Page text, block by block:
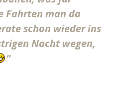
Fahrten man da
schon wieder ins
Nacht wegen,
“